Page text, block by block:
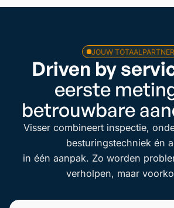
JOUW TOTAALPARTNER
Driven by
eerste
betrouwbare
Visser combineert inspectie,
besturingstechniek én
in één aanpak. Zo worden
verholpen, maar